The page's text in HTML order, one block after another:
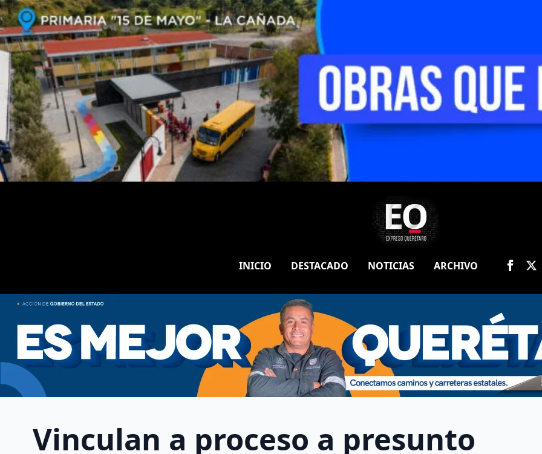
INICIO DESTACADO NOTICIAS ARCHIVO
Vinculan a proceso a presunto